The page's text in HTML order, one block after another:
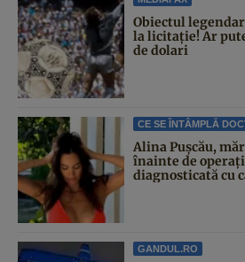
Obiectul
la licitație! Ar
de dolari
CE SE ÎNTÂMPLĂ
Alina Pușcău,
înainte de
diagnosticată cu
GANDUL.RO